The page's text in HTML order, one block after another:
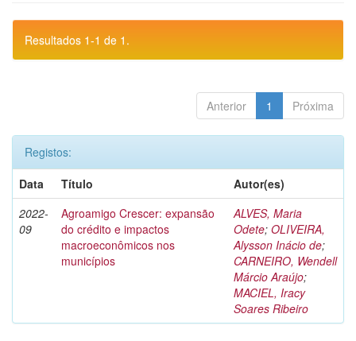
Resultados 1-1 de 1.
Anterior 1 Próxima
Registos:
Data
Título
Autor(es)
2022-
09
Agroamigo Crescer: expansão
do crédito e impactos
macroeconômicos nos
municípios
ALVES, Maria
Odete; OLIVEIRA,
Alysson Inácio de;
CARNEIRO, Wendell
Márcio Araújo;
MACIEL, Iracy
Soares Ribeiro